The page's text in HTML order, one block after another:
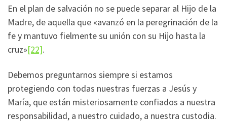
En el plan de salvación no se puede separar al Hijo de la
Madre, de aquella que «avanzó en la peregrinación de la
fe y mantuvo fielmente su unión con su Hijo hasta la
cruz»[22].
Debemos preguntarnos siempre si estamos
protegiendo con todas nuestras fuerzas a Jesús y
María, que están misteriosamente confiados a nuestra
responsabilidad, a nuestro cuidado, a nuestra custodia.